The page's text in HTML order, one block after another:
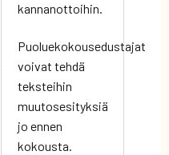
kannanottoihin.
Puoluekokousedustajat
voivat tehdä
teksteihin
muutosesityksiä
jo ennen
kokousta.